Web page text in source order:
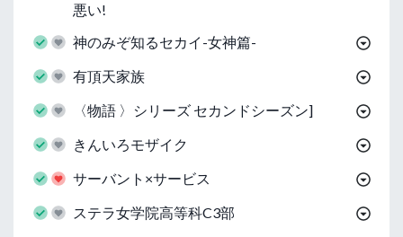
悪い!
神のみぞ知るセカイ-女神篇-
有頂天家族
〈物語 〉シリーズ セカンドシーズン]
きんいろモザイク
サーバント×サービス
ステラ女学院高等科C3部